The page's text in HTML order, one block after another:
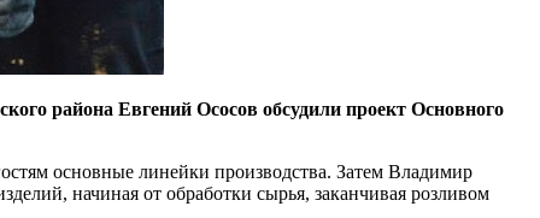
района Евгений Ососов обсудили проект Основного
основные линейки производства. Затем Владимир
начиная от обработки сырья, заканчивая розливом